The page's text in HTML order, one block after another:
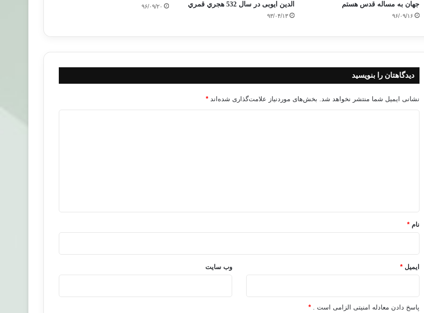
جهان به مساله قدس هستم
۹۶/۰۹/۱۶
الدین ایوبی در سال 532 هجري قمري
۹۳/۰۴/۱۳
۹۶/۰۹/۲۰
دیدگاهتان را بنویسید
نشانی ایمیل شما منتشر نخواهد شد. بخش‌های موردنیاز علامت‌گذاری شده‌اند *
نام *
ایمیل * وب‌ سایت
پاسخ دادن معادله امنیتی الزامی است . *